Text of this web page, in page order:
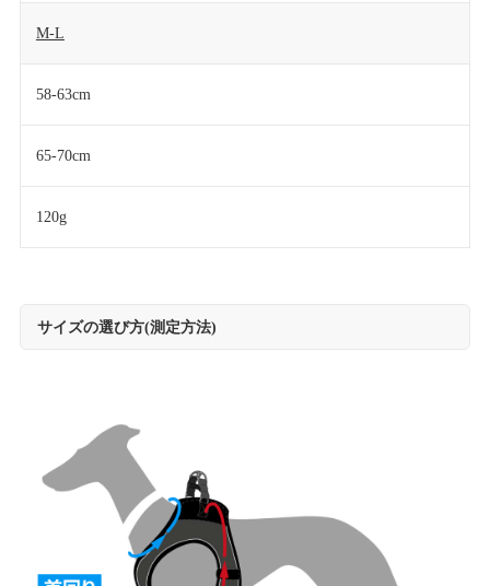
M-L
58-63cm
65-70cm
120g
サイズの選び方(測定方法)